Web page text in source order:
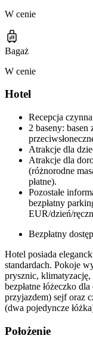
W cenie
Bagaż
W cenie
Hotel
Recepcja
2 baseny:
Atrakcje dla
Atrakcje dla
(różnorodne
płatne).
Pozostałe
bezpłatny
EUR/dzień/
Bezpłatny
Hotel posiada
standardach. Pokoje
prysznic,
bezpłatne łóżeczko
przyjazdem) sejf oraz
(dwa pojedyncze
Położenie